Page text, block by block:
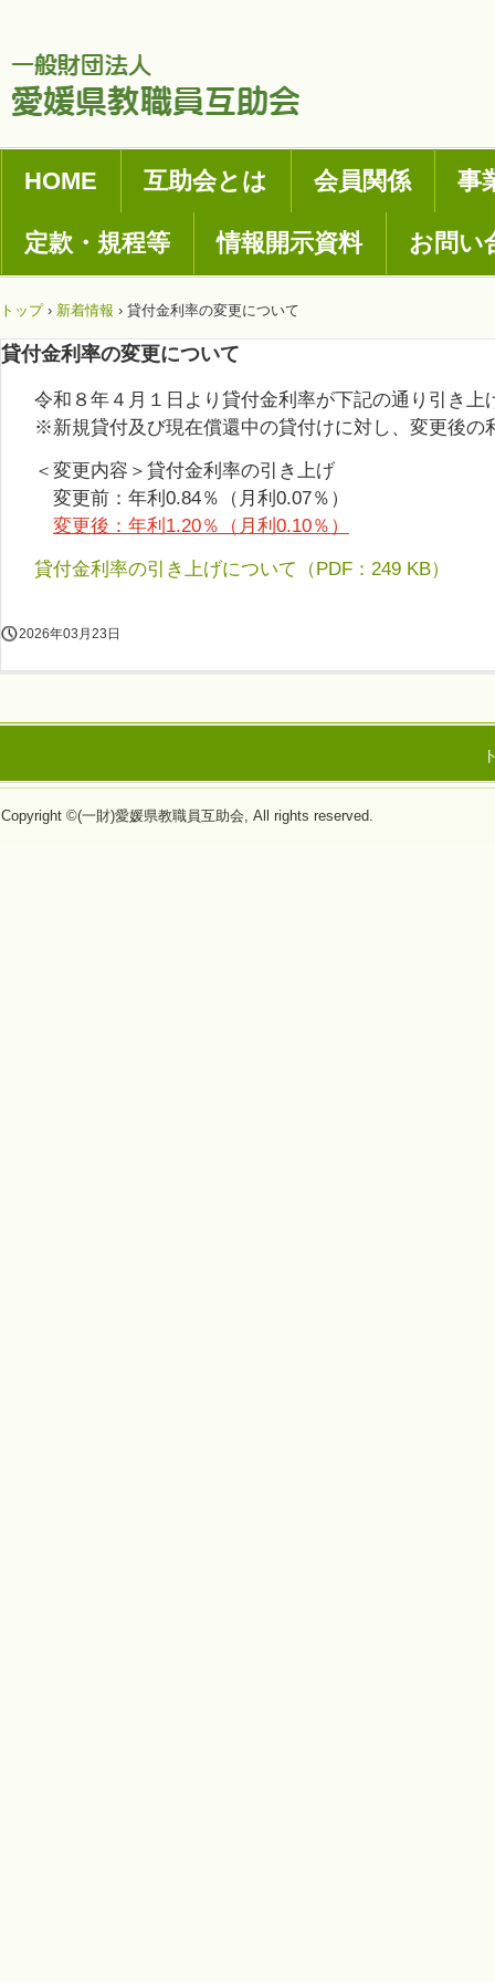
HOME 互助会とは 会員関係 事
定款・規程等 情報開示資料 お問い
トップ › 新着情報 › 貸付金利率の変更について
貸付金利率の変更について
令和８年４月１日より貸付金利率が下記の通り引き上
※新規貸付及び現在償還中の貸付けに対し、変更後の
＜変更内容＞貸付金利率の引き上げ
変更前：年利0.84％（月利0.07％）
変更後：年利1.20％（月利0.10％）
貸付金利率の引き上げについて （PDF：249 KB）
2026年03月23日
Copyright ©(一財)愛媛県教職員互助会, All rights reserved.